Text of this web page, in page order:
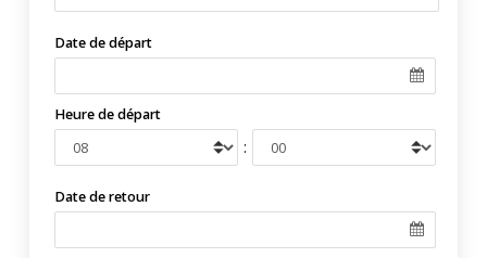
Date de départ
Heure de départ
:
Date de retour